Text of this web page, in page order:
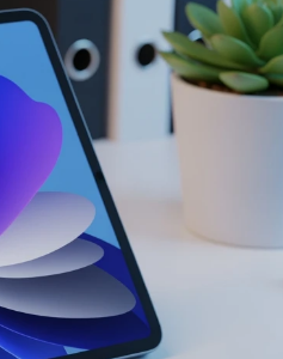
hebben de 7 topmodellen van
rij gezet. Ontdek snel welke
Wifi - 128GB